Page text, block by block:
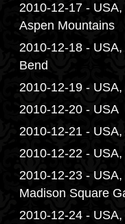
2010-12-17 -
Aspen Mountains
2010-12-18 -
Bend
2010-12-19 -
2010-12-20 - USA
2010-12-21 - USA,
2010-12-22 -
2010-12-23 -
Madison Square
2010-12-24 -